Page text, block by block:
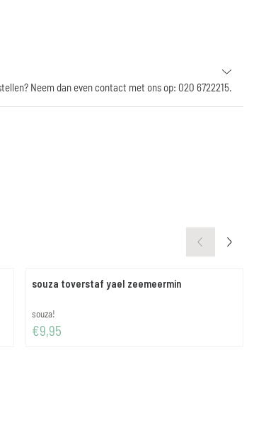
Neem dan even contact met ons op: 020 6722215.
souza toverstaf yael zeemeermin
Merk:
souza!
Prijs: 9,95
€9,95